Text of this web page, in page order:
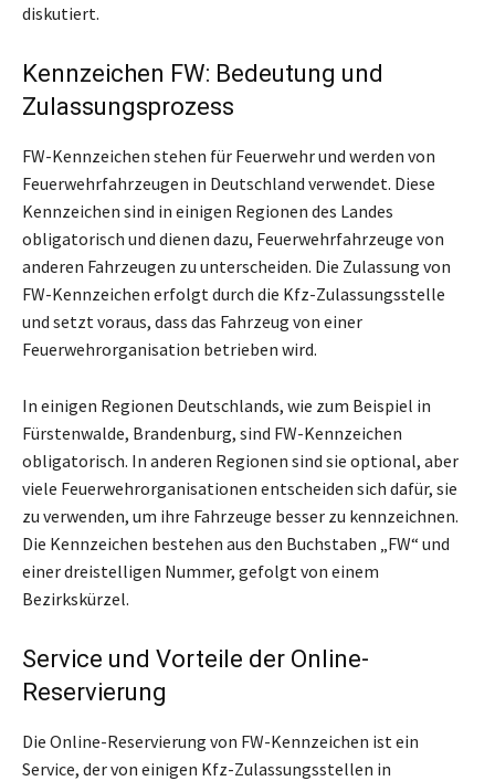
diskutiert.
Kennzeichen FW: Bedeutung und
Zulassungsprozess
FW-Kennzeichen stehen für Feuerwehr und werden von
Feuerwehrfahrzeugen in Deutschland verwendet. Diese
Kennzeichen sind in einigen Regionen des Landes
obligatorisch und dienen dazu, Feuerwehrfahrzeuge von
anderen Fahrzeugen zu unterscheiden. Die Zulassung von
FW-Kennzeichen erfolgt durch die Kfz-Zulassungsstelle
und setzt voraus, dass das Fahrzeug von einer
Feuerwehrorganisation betrieben wird.
In einigen Regionen Deutschlands, wie zum Beispiel in
Fürstenwalde, Brandenburg, sind FW-Kennzeichen
obligatorisch. In anderen Regionen sind sie optional, aber
viele Feuerwehrorganisationen entscheiden sich dafür, sie
zu verwenden, um ihre Fahrzeuge besser zu kennzeichnen.
Die Kennzeichen bestehen aus den Buchstaben „FW“ und
einer dreistelligen Nummer, gefolgt von einem
Bezirkskürzel.
Service und Vorteile der Online-
Reservierung
Die Online-Reservierung von FW-Kennzeichen ist ein
Service, der von einigen Kfz-Zulassungsstellen in